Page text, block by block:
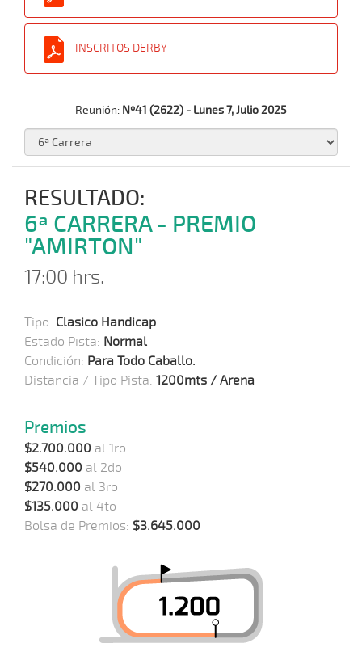
INSCRITOS DERBY
Reunión: Nº41 (2622) - Lunes 7, Julio 2025
RESULTADO:
6ª CARRERA - PREMIO
"AMIRTON"
17:00 hrs.
Tipo: Clasico Handicap
Estado Pista: Normal
Condición: Para Todo Caballo.
Distancia / Tipo Pista: 1200mts / Arena
Premios
$2.700.000 al 1ro
$540.000 al 2do
$270.000 al 3ro
$135.000 al 4to
Bolsa de Premios: $3.645.000